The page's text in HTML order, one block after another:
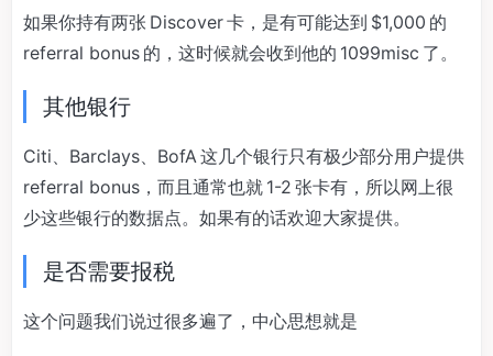
如果你持有两张 Discover 卡，是有可能达到 $1,000 的
referral bonus 的，这时候就会收到他的 1099misc 了。
其他银行
Citi、Barclays、BofA 这几个银行只有极少部分用户提供
referral bonus，而且通常也就 1-2 张卡有，所以网上很
少这些银行的数据点。如果有的话欢迎大家提供。
是否需要报税
这个问题我们说过很多遍了，中心思想就是